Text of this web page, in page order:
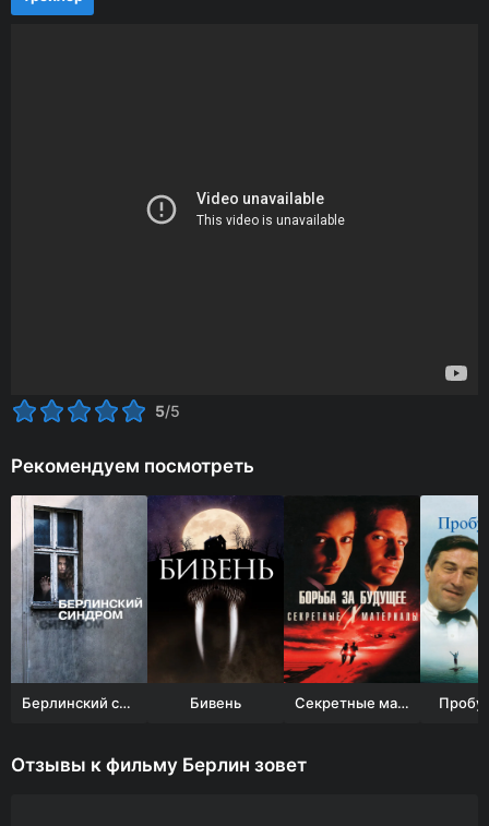
5/5
Рекомендуем посмотреть
Берлинский синдром Бивень Секретные материалы: Борьба за будущее
Отзывы к фильму Берлин зовет